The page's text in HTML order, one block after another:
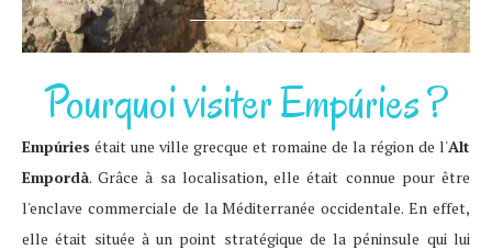
Pourquoi visiter Empúries ?
Empúries était une ville grecque et romaine de la région de l'Alt
Empordà. Grâce à sa localisation, elle était connue pour être
l'enclave commerciale de la Méditerranée occidentale. En effet,
elle était située à un point stratégique de la péninsule qui lui